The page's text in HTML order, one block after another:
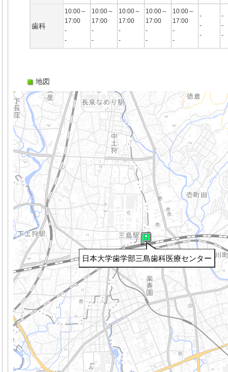
歯科
10:00～
17:00
-
-
10:00～
17:00
-
-
10:00～
17:00
-
-
10:00～
17:00
-
-
10:00～
17:00
-
-
-
-
-
-
-
-
地図
日本大学歯学部三島歯科医療センター